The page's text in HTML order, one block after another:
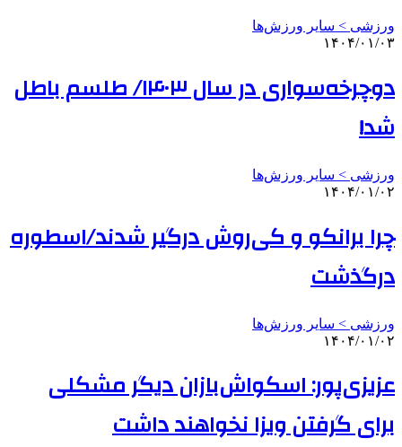
ورزشی > سایر ورزش‌ها
۱۴۰۴/۰۱/۰۳
دوچرخه‌سواری در سال ۱۴۰۳/ طلسم باطل
شد!
ورزشی > سایر ورزش‌ها
۱۴۰۴/۰۱/۰۲
چرا برانکو و کی‌روش درگیر شدند/اسطوره
درگذشت
ورزشی > سایر ورزش‌ها
۱۴۰۴/۰۱/۰۲
عزیزی‌پور: اسکواش‌بازان دیگر مشکلی
برای گرفتن ویزا نخواهند داشت